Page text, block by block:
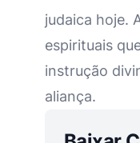
judaica hoje.
espirituais
instrução
aliança.